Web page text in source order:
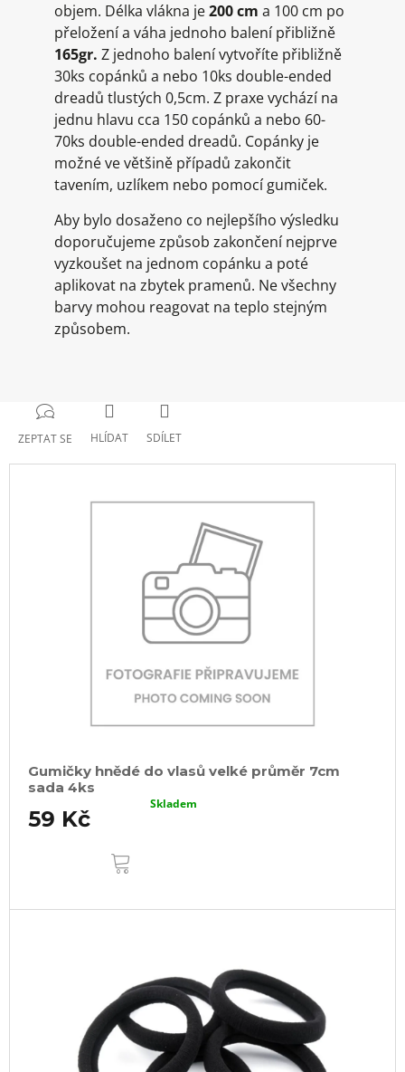
objem. Délka vlákna je200 cm a 100 cm po
přeložení a váha jednoho balení přibližně
165gr. Z jednoho balení vytvoříte přibližně
30ks copánků a nebo 10ks double-ended
dreadů tlustých 0,5cm. Z praxe vychází na
jednu hlavu cca 150 copánků a nebo 60-
70ks double-ended dreadů. Copánky je
možné ve většině případů zakončit
tavením, uzlíkem nebo pomocí gumiček.
Aby bylo dosaženo co nejlepšího výsledku
doporučujeme způsob zakončení nejprve
vyzkoušet na jednom copánku a poté
aplikovat na zbytek pramenů. Ne všechny
barvy mohou reagovat na teplo stejným
způsobem.
ZEPTAT SE HLÍDAT SDÍLET
Gumičky hnědé do vlasů velké průměr 7cm
sada 4ks
59 Kč
Skladem